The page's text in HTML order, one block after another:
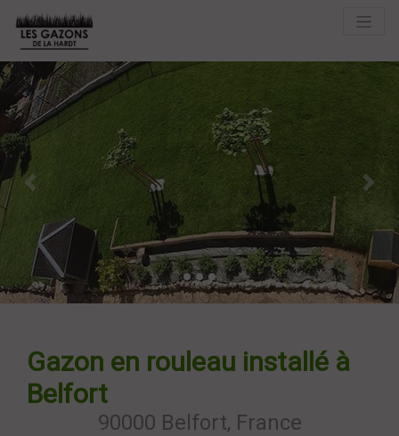
Previous Next
Gazon en rouleau installé à
Belfort
90000 Belfort, France